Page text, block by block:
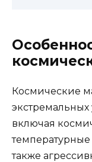
Космические
экстремальных
включая
температурные
также